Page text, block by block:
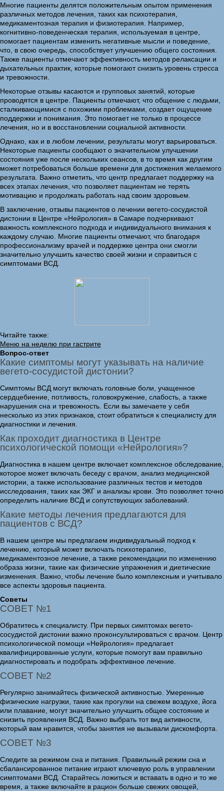
Многие пациенты делятся положительным опытом применения
различных методов лечения, таких как психотерапия,
медикаментозная терапия и физиотерапия. Например,
когнитивно-поведенческая терапия, используемая в центре,
помогает пациентам изменить негативные мысли и поведение,
что, в свою очередь, способствует улучшению общего состояния.
Также пациенты отмечают эффективность методов релаксации и
дыхательных практик, которые помогают снизить уровень стресса
и тревожности.
Некоторые отзывы касаются и групповых занятий, которые
проводятся в центре. Пациенты отмечают, что общение с людьми,
сталкивающимися с похожими проблемами, создает ощущение
поддержки и понимания. Это помогает не только в процессе
лечения, но и в восстановлении социальной активности.
Однако, как и в любом лечении, результаты могут варьироваться.
Некоторые пациенты сообщают о значительном улучшении
состояния уже после нескольких сеансов, в то время как другим
может потребоваться больше времени для достижения желаемого
результата. Важно отметить, что центр предлагает поддержку на
всех этапах лечения, что позволяет пациентам не терять
мотивацию и продолжать работать над своим здоровьем.
В заключение, отзывы пациентов о лечении вегето-сосудистой
дистонии в Центре «Нейрология» в Самаре подчеркивают
важность комплексного подхода и индивидуального внимания к
каждому случаю. Многие пациенты отмечают, что благодаря
профессионализму врачей и поддержке центра они смогли
значительно улучшить качество своей жизни и справиться с
симптомами ВСД.
Читайте также:
Меню на неделю при гастрите
Вопрос-ответ
Какие симптомы могут указывать на наличие
вегето-сосудистой дистонии?
Симптомы ВСД могут включать головные боли, учащенное
сердцебиение, потливость, головокружение, слабость, а также
нарушения сна и тревожность. Если вы замечаете у себя
несколько из этих признаков, стоит обратиться к специалисту для
диагностики и лечения.
Как проходит диагностика в Центре
психологической помощи «Нейрология»?
Диагностика в нашем центре включает комплексное обследование,
которое может включать беседу с врачом, анализ медицинской
истории, а также использование различных тестов и методов
исследования, таких как ЭКГ и анализы крови. Это позволяет точно
определить наличие ВСД и сопутствующих заболеваний.
Какие методы лечения предлагаются для
пациентов с ВСД?
В нашем центре мы предлагаем индивидуальный подход к
лечению, который может включать психотерапию,
медикаментозное лечение, а также рекомендации по изменению
образа жизни, такие как физические упражнения и диетические
изменения. Важно, чтобы лечение было комплексным и учитывало
все аспекты здоровья пациента.
Советы
СОВЕТ №1
Обратитесь к специалисту. При первых симптомах вегето-
сосудистой дистонии важно проконсультироваться с врачом. Центр
психологической помощи «Нейрология» предлагает
квалифицированные услуги, которые помогут вам правильно
диагностировать и подобрать эффективное лечение.
СОВЕТ №2
Регулярно занимайтесь физической активностью. Умеренные
физические нагрузки, такие как прогулки на свежем воздухе, йога
или плавание, могут значительно улучшить общее состояние и
снизить проявления ВСД. Важно выбрать тот вид активности,
который вам нравится, чтобы занятия не вызывали дискомфорта.
СОВЕТ №3
Следите за режимом сна и питания. Правильный режим сна и
сбалансированное питание играют ключевую роль в управлении
симптомами ВСД. Старайтесь ложиться и вставать в одно и то же
время, а также включайте в рацион больше свежих овощей,